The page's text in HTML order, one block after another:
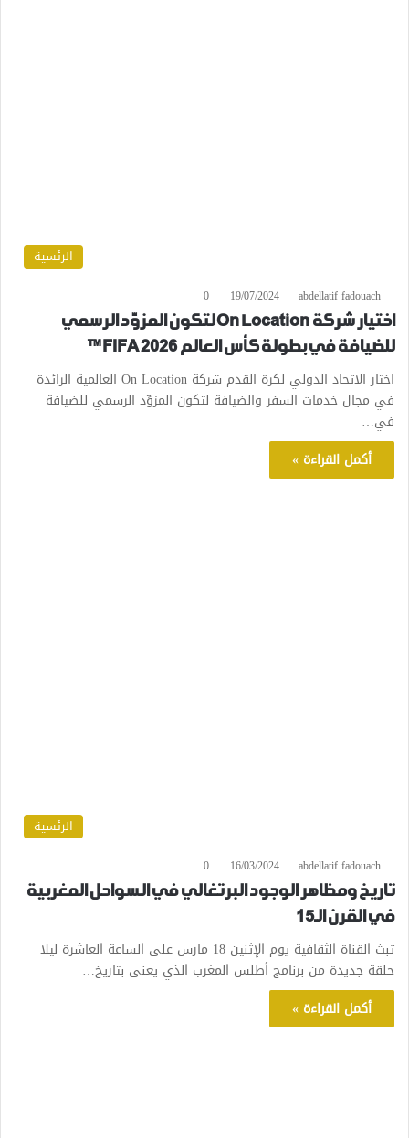
الرئسية
abdellatif fadouach
19/07/2024
0
اختيار شركة On Location لتكون المزوِّد الرسمي
للضيافة في بطولة كأس العالم FIFA 2026™
اختار الاتحاد الدولي لكرة القدم شركة On Location العالمية الرائدة
في مجال خدمات السفر والضيافة لتكون المزوِّد الرسمي للضيافة
في…
أكمل القراءة »
الرئسية
abdellatif fadouach
16/03/2024
0
تاريخ ومظاهر الوجود البرتغالي في السواحل المغربية
في القرن الـ15
تبث القناة الثقافية يوم الإثنين 18 مارس على الساعة العاشرة ليلا
حلقة جديدة من برنامج أطلس المغرب الذي يعنى بتاريخ…
أكمل القراءة »